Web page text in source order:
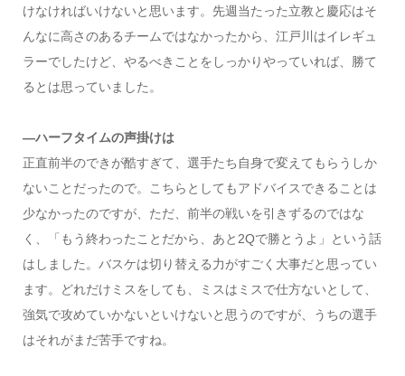
けなければいけないと思います。先週当たった立教と慶応はそ
んなに高さのあるチームではなかったから、江戸川はイレギュ
ラーでしたけど、やるべきことをしっかりやっていれば、勝て
るとは思っていました。
―ハーフタイムの声掛けは
正直前半のできが酷すぎて、選手たち自身で変えてもらうしか
ないことだったので。こちらとしてもアドバイスできることは
少なかったのですが、ただ、前半の戦いを引きずるのではな
く、「もう終わったことだから、あと2Qで勝とうよ」という話
はしました。バスケは切り替える力がすごく大事だと思ってい
ます。どれだけミスをしても、ミスはミスで仕方ないとして、
強気で攻めていかないといけないと思うのですが、うちの選手
はそれがまだ苦手ですね。